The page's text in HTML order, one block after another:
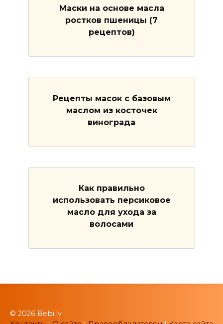
Маски на основе масла
ростков пшеницы (7
рецептов)
Рецепты масок с базовым
маслом из косточек
винограда
Как правильно
использовать персиковое
масло для ухода за
волосами
© 2026 Bebi.lv